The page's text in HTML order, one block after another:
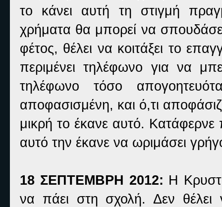
το κάνει αυτή τη στιγμή
χρήματα θα μπορεί να
φέτος, θέλει να κοιτάξει το
περιμένει τηλέφωνο για να
τηλέφωνο τόσο
αποφασισμένη, και ό,τι
μικρή το έκανε αυτό. Κατάφερνε
αυτό την έκανε να ωριμάσει
18 ΣΕΠΤΕΜΒΡΗ 2012: Η
να πάει στη σχολή. Δεν θέλει